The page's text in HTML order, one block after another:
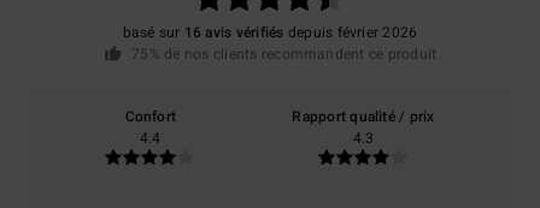
basé sur 16 avis vérifiés depuis février 2026
75% de nos clients recommandent ce produit
Confort
4.4
Rapport qualité / prix
4.3